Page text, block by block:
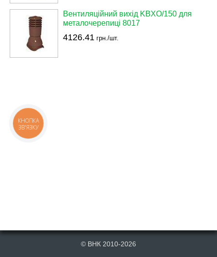
Вентиляційний вихід KBXO/150 для
металочерепиці 8017
4126.41 грн./шт.
© ВНК 2010-2026
КНОПКА
ЗВ'ЯЗКУ